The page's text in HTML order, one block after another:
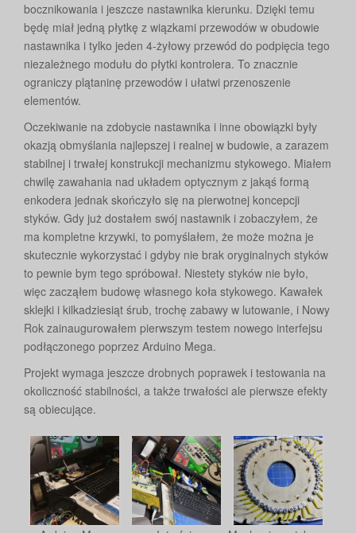
bocznikowania i jeszcze nastawnika kierunku. Dzięki temu
będę miał jedną płytkę z wiązkami przewodów w obudowie
nastawnika i tylko jeden 4-żyłowy przewód do podpięcia tego
niezależnego modułu do płytki kontrolera. To znacznie
ograniczy plątaninę przewodów i ułatwi przenoszenie
elementów.
Oczekiwanie na zdobycie nastawnika i inne obowiązki były
okazją obmyślania najlepszej i realnej w budowie, a zarazem
stabilnej i trwałej konstrukcji mechanizmu stykowego. Miałem
chwilę zawahania nad układem optycznym z jakąś formą
enkodera jednak skończyło się na pierwotnej koncepcji
styków. Gdy już dostałem swój nastawnik i zobaczyłem, że
ma kompletne krzywki, to pomyślałem, że może można je
skutecznie wykorzystać i gdyby nie brak oryginalnych styków
to pewnie bym tego spróbował. Niestety styków nie było,
więc zacząłem budowę własnego koła stykowego. Kawałek
sklejki i kilkadziesiąt śrub, trochę zabawy w lutowanie, i Nowy
Rok zainaugurowałem pierwszym testem nowego interfejsu
podłączonego poprzez Arduino Mega.
Projekt wymaga jeszcze drobnych poprawek i testowania na
okoliczność stabilności, a także trwałości ale pierwsze efekty
są obiecujące.